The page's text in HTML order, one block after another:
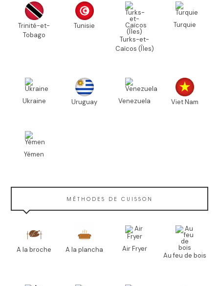
Trinité-et-
Tobago
Tunisie
Turks-et-
Caïcos (Îles)
Turquie
Ukraine Uruguay Venezuela Viet Nam
Yémen
MÉTHODES DE CUISSON
A la broche A la plancha
Air Fryer
Au feu de bois